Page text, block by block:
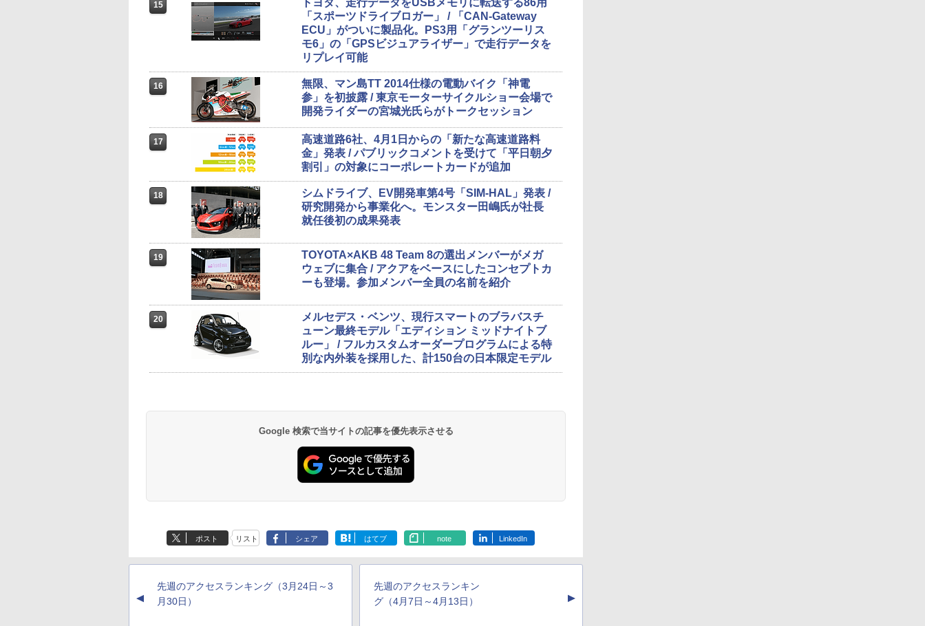
15
トヨタ、走行データをUSBメモリに転送する86用
「スポーツドライブロガー」 / 「CAN-Gateway
ECU」がついに製品化。PS3用「グランツーリス
モ6」の「GPSビジュアライザー」で走行データを
リプレイ可能
16
無限、マン島TT 2014仕様の電動バイク「神電
参」を初披露 / 東京モーターサイクルショー会場で
開発ライダーの宮城光氏らがトークセッション
17
高速道路6社、4月1日からの「新たな高速道路料
金」発表 / パブリックコメントを受けて「平日朝夕
割引」の対象にコーポレートカードが追加
18
シムドライブ、EV開発車第4号「SIM-HAL」発表 /
研究開発から事業化へ。モンスター田嶋氏が社長
就任後初の成果発表
19
TOYOTA×AKB 48 Team 8の選出メンバーがメガ
ウェブに集合 / アクアをベースにしたコンセプトカ
ーも登場。参加メンバー全員の名前を紹介
20
メルセデス・ベンツ、現行スマートのブラバスチ
ューン最終モデル「エディション ミッドナイトブ
ルー」 / フルカスタムオーダープログラムによる特
別な内外装を採用した、計150台の日本限定モデル
Google 検索で当サイトの記事を優先表示させる
ポスト リスト シェア はてブ note LinkedIn
▲
先週のアクセスランキング（3月24日～3
月30日）
先週のアクセスランキン
グ（4月7日～4月13日）
▲